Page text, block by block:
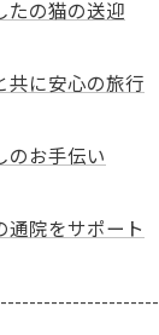
たの猫の送迎
共に安心の旅行
のお手伝い
通院をサポート